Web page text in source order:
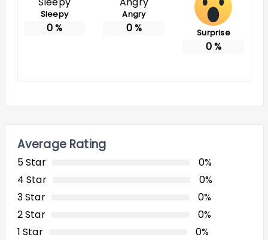
Sleepy
0%
Angry
0% Surprise
0%
Average Rating
5 Star
0%
4 Star
0%
3 Star
0%
2 Star
0%
1 Star
0%